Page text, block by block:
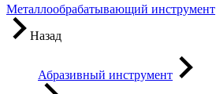
Металлообрабатывающий инструмент
Назад
Абразивный инструмент